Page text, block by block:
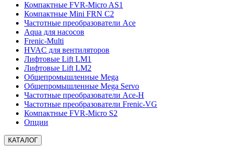
Компактные FVR-Micro AS1
Компактные Mini FRN C2
Частотные преобразователи Ace
Aqua для насосов
Frenic-Multi
HVAC для вентиляторов
Лифтовые Lift LM1
Лифтовые Lift LM2
Общепромышленные Mega
Общепромышленные Mega Servo
Частотные преобразователи Ace-H
Частотные преобразователи Frenic-VG
Компактные FVR-Micro S2
Опции
КАТАЛОГ